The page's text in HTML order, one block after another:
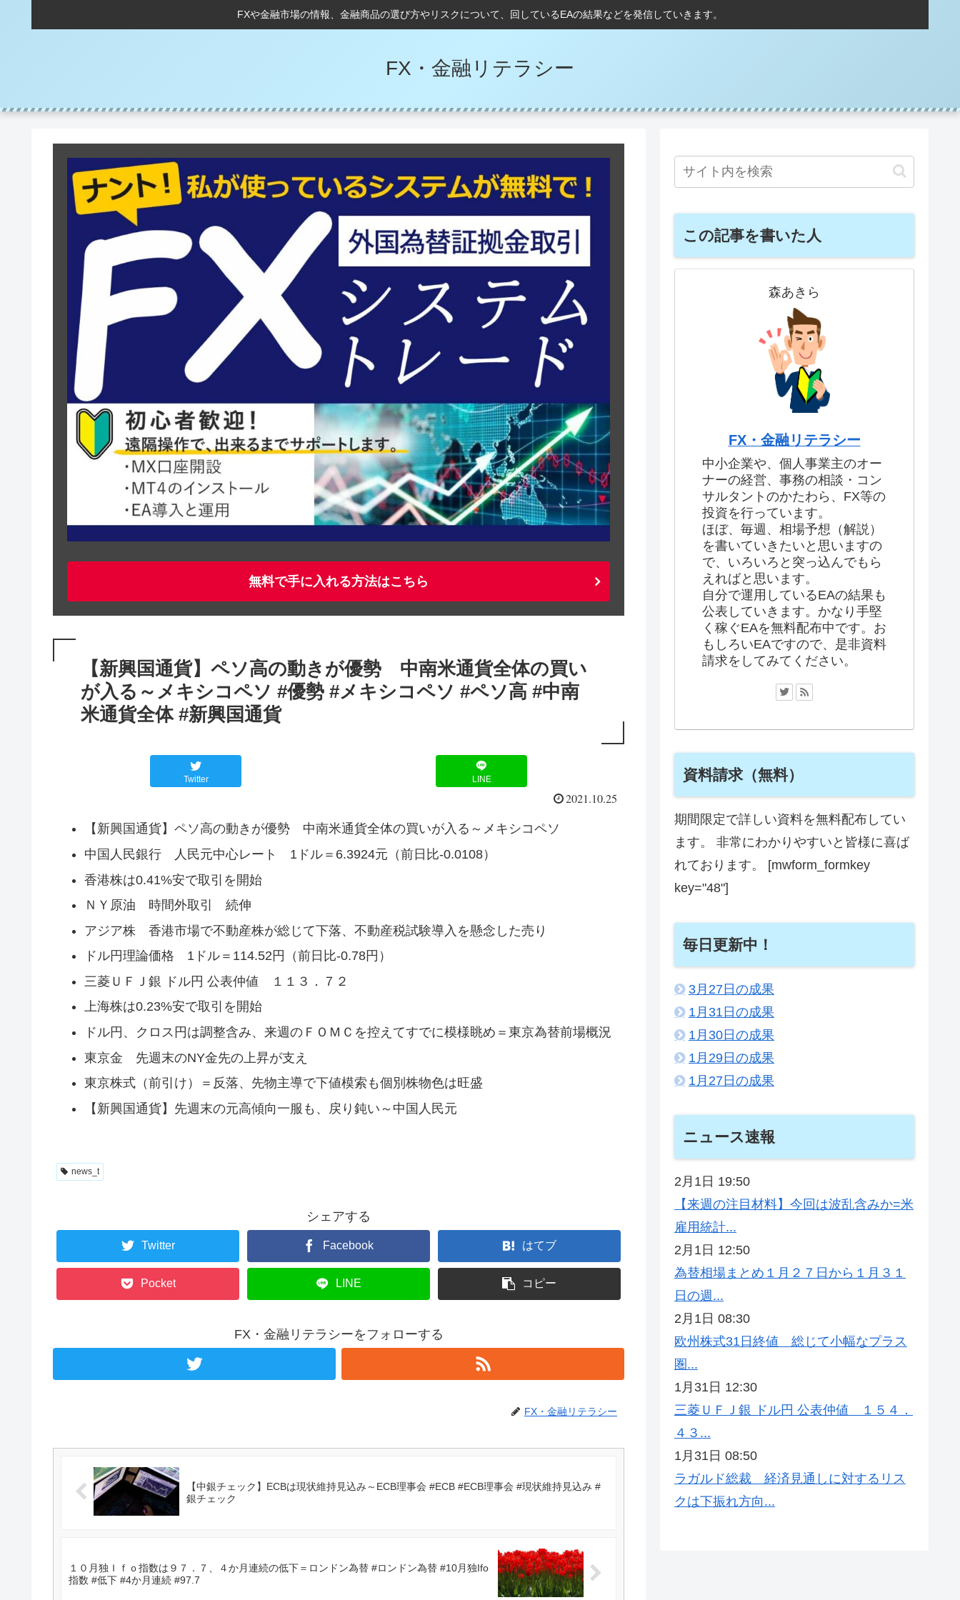
FXや金融市場の情報、金融商品の選び方やリスクについて、回しているEAの結果などを発信していきます。
FX・金融リテラシー
無料で手に入れる方法はこちら
【新興国通貨】ペソ高の動きが優勢 中南米通貨全体の買い
が入る～メキシコペソ #優勢 #メキシコペソ #ペソ高 #中南
米通貨全体 #新興国通貨
Twitter LINE
2021.10.25
【新興国通貨】ペソ高の動きが優勢 中南米通貨全体の買いが入る～メキシコペソ
中国人民銀行 人民元中心レート 1ドル＝6.3924元（前日比-0.0108）
香港株は0.41%安で取引を開始
ＮＹ原油 時間外取引 続伸
アジア株 香港市場で不動産株が総じて下落、不動産税試験導入を懸念した売り
ドル円理論価格 1ドル＝114.52円（前日比-0.78円）
三菱ＵＦＪ銀 ドル円 公表仲値 １１３．７２
上海株は0.23%安で取引を開始
ドル円、クロス円は調整含み、来週のＦＯＭＣを控えてすでに模様眺め＝東京為替前場概況
東京金 先週末のNY金先の上昇が支え
東京株式（前引け）＝反落、先物主導で下値模索も個別株物色は旺盛
【新興国通貨】先週末の元高傾向一服も、戻り鈍い～中国人民元
news_t
シェアする
Twitter Facebook はてブ
Pocket LINE コピー
FX・金融リテラシーをフォローする
FX・金融リテラシー
【中銀チェック】ECBは現状維持見込み～ECB理事会 #ECB #ECB理事会 #現状維持見込み #
銀チェック
１０月独Ｉｆｏ指数は９７．７、４か月連続の低下＝ロンドン為替 #ロンドン為替 #10月独Ifo
指数 #低下 #4か月連続 #97.7
この記事を書いた人
森あきら
FX・金融リテラシー
中小企業や、個人事業主のオー
ナーの経営、事務の相談・コン
サルタントのかたわら、FX等の
投資を行っています。
ほぼ、毎週、相場予想（解説）
を書いていきたいと思いますの
で、いろいろと突っ込んでもら
えればと思います。
自分で運用しているEAの結果も
公表していきます。かなり手堅
く稼ぐEAを無料配布中です。お
もしろいEAですので、是非資料
請求をしてみてください。
資料請求（無料）
期間限定で詳しい資料を無料配布してい
ます。 非常にわかりやすいと皆様に喜ば
れております。 [mwform_formkey
key="48"]
毎日更新中！
3月27日の成果
1月31日の成果
1月30日の成果
1月29日の成果
1月27日の成果
ニュース速報
2月1日 19:50
【来週の注目材料】今回は波乱含みか=米
雇用統計...
2月1日 12:50
為替相場まとめ１月２７日から１月３１
日の週...
2月1日 08:30
欧州株式31日終値 総じて小幅なプラス
圏...
1月31日 12:30
三菱ＵＦＪ銀 ドル円 公表仲値 １５４．
４３...
1月31日 08:50
ラガルド総裁 経済見通しに対するリス
クは下振れ方向...